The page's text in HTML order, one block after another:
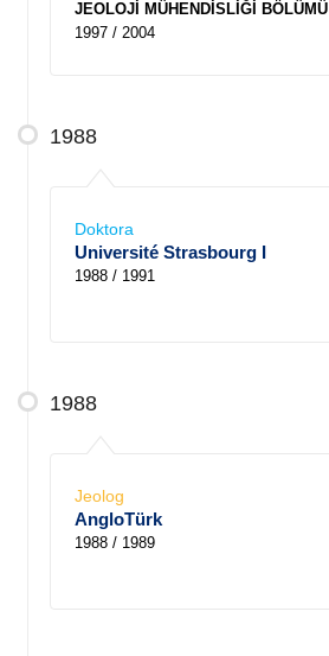
JEOLOJİ MÜHENDİSLİĞİ BÖLÜMÜ
1997 / 2004
1988
Doktora
Université Strasbourg I
1988 / 1991
1988
Jeolog
AngloTürk
1988 / 1989